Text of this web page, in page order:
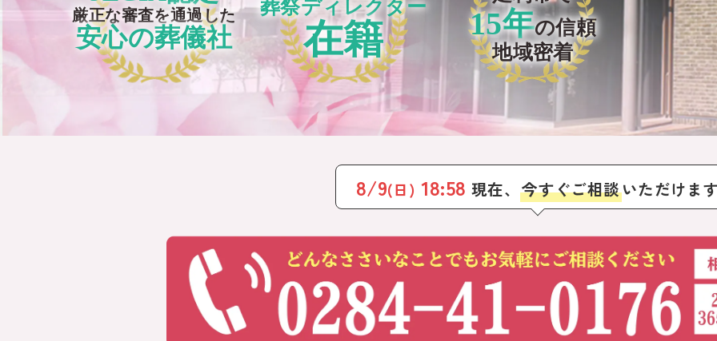
厳正な審査を通過した
安心の葬儀社
葬祭ディレクター
在籍 15年の信頼
地域密着
8/9(日) 18:58 現在、今すぐご相談いただけま